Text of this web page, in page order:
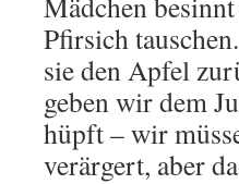
Pfirsich
sie den Apfel
geben wir dem
hüpft – wir
verärgert, aber